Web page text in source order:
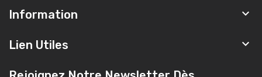
Information 
Lien Utiles 